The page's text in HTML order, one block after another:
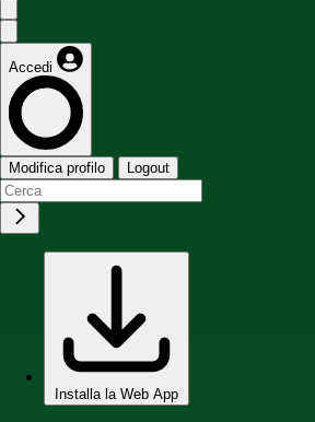
Accedi
Modifica profilo Logout
Installa la Web App